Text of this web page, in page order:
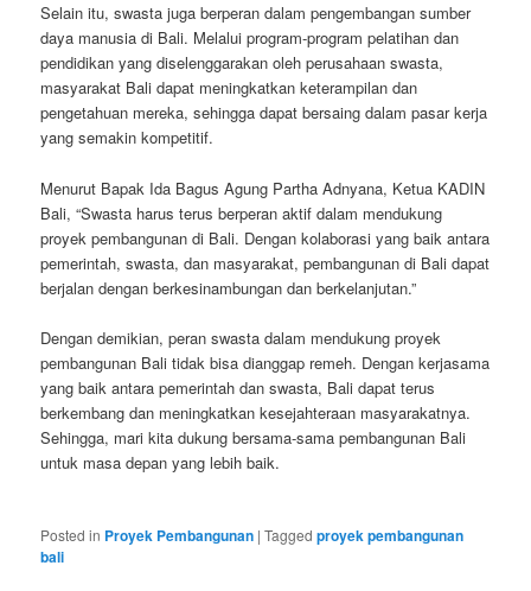
Selain itu, swasta juga berperan dalam pengembangan sumber
daya manusia di Bali. Melalui program-program pelatihan dan
pendidikan yang diselenggarakan oleh perusahaan swasta,
masyarakat Bali dapat meningkatkan keterampilan dan
pengetahuan mereka, sehingga dapat bersaing dalam pasar kerja
yang semakin kompetitif.
Menurut Bapak Ida Bagus Agung Partha Adnyana, Ketua KADIN
Bali, “Swasta harus terus berperan aktif dalam mendukung
proyek pembangunan di Bali. Dengan kolaborasi yang baik antara
pemerintah, swasta, dan masyarakat, pembangunan di Bali dapat
berjalan dengan berkesinambungan dan berkelanjutan.”
Dengan demikian, peran swasta dalam mendukung proyek
pembangunan Bali tidak bisa dianggap remeh. Dengan kerjasama
yang baik antara pemerintah dan swasta, Bali dapat terus
berkembang dan meningkatkan kesejahteraan masyarakatnya.
Sehingga, mari kita dukung bersama-sama pembangunan Bali
untuk masa depan yang lebih baik.
Posted in Proyek Pembangunan |Tagged proyek pembangunan
bali